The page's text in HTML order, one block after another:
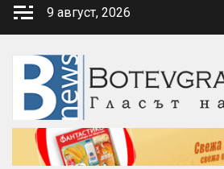
Skip
9 август, 2026